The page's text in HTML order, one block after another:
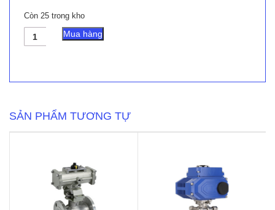
Còn 25 trong kho
Van
Kim
Mua hàng
SẢN PHẨM TƯƠNG TỰ